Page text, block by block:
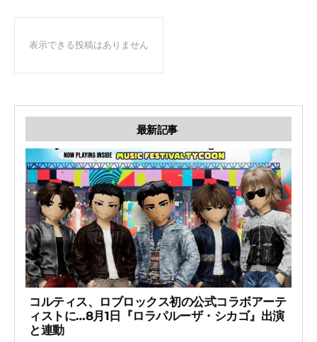
表示できる投稿はありません
最新記事
コルティス、ロブロックス初の公式コラボアーテ
ィストに…8月1日『ロラパルーザ・シカゴ』出演
と連動